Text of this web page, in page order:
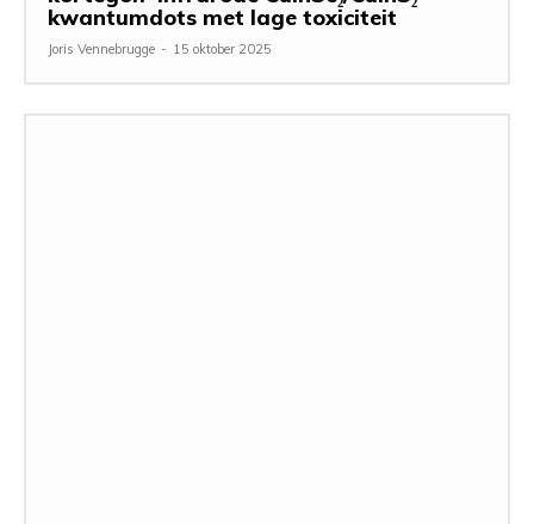
kwantumdots met lage toxiciteit
Joris Vennebrugge - 15 oktober 2025